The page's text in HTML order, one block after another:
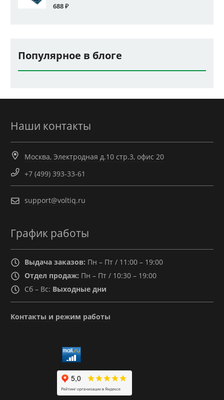
688₽
Популярное в блоге
Наши контакты
Москва, Электродная д.10 стр.3, офис 20
+7 (499) 393-33-61
support@voltiq.ru
График работы
Выдача заказов: Пн – Пт / 11:00 – 19:00
Отдел продаж: Пн – Пт / 10:30 – 19:00
Сб – Вс: Выходные дни
Контакты и режим работы